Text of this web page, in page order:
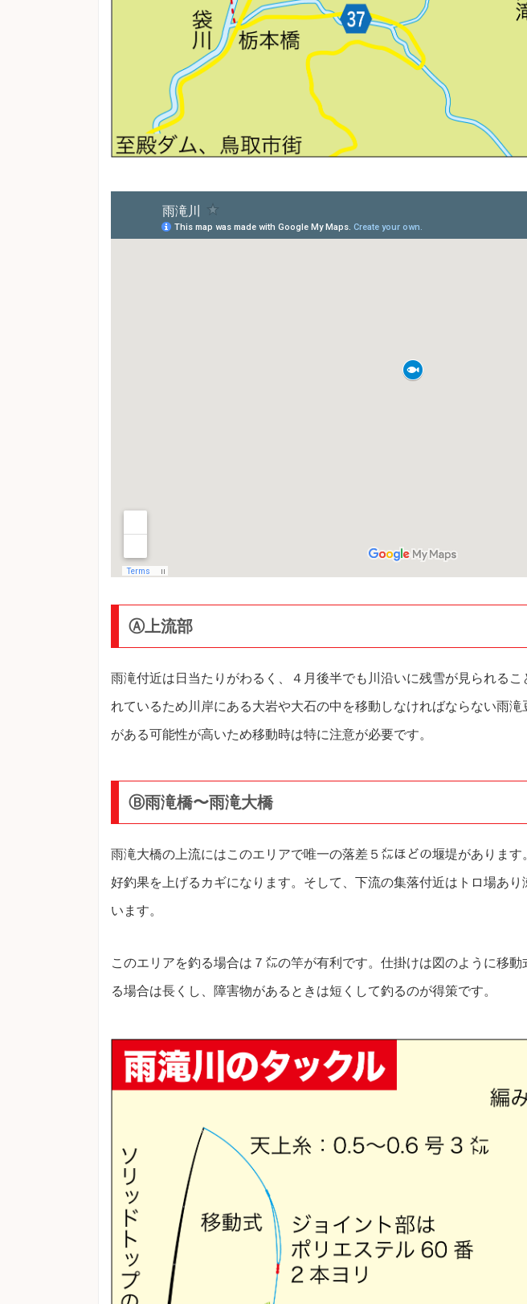
Ⓐ上流部
雨滝付近は日当たりがわるく、４月後半でも川沿いに残雪が見られる
れているため川岸にある大岩や大石の中を移動しなければならない雨
がある可能性が高いため移動時は特に注意が必要です。
Ⓑ雨滝橋〜雨滝大橋
雨滝大橋の上流にはこのエリアで唯一の落差５㍍ほどの堰堤がありま
好釣果を上げるカギになります。そして、下流の集落付近はトロ場あ
います。
このエリアを釣る場合は７㍍の竿が有利です。仕掛けは図のように移
る場合は長くし、障害物があるときは短くして釣るのが得策です。